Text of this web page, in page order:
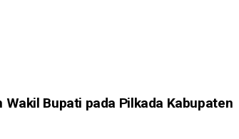
Wakil Bupati pada Pilkada Kabupaten